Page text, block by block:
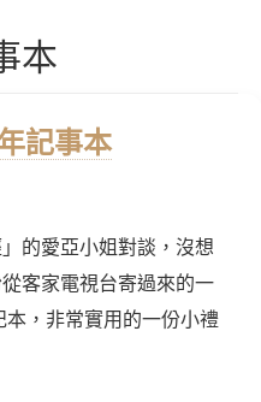
本
記事本
的愛亞小姐對談，沒想
客家電視台寄過來的一
，非常實用的一份小禮